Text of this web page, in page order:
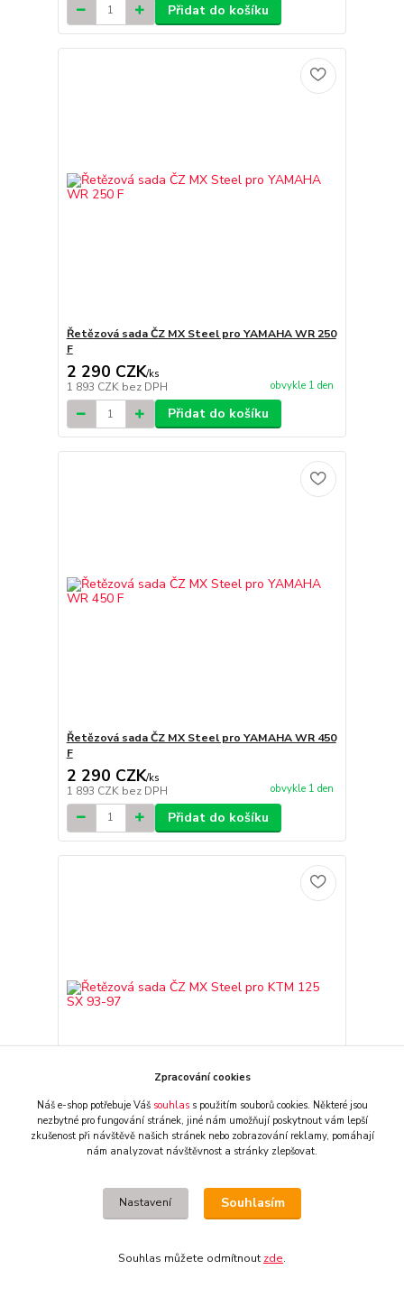
Přidat do košíku
Řetězová sada ČZ MX Steel pro YAMAHA WR 250
F
2 290 CZK/ks
1 893 CZK bez DPH obvykle 1 den
Přidat do košíku
Řetězová sada ČZ MX Steel pro YAMAHA WR 450
F
2 290 CZK/ks
1 893 CZK bez DPH obvykle 1 den
Přidat do košíku
Řetězová sada ČZ MX Steel pro KTM 125 SX 93-
1 893 CZKbez DPH obvykle 1 den
Přidat do košíku
Zpracování cookies
Náš e-shop potřebuje Váš souhlass použitím souborů cookies. Některé jsou
nezbytné pro fungování stránek, jiné nám umožňují poskytnout vám lepší
zkušenost při návštěvě našich stránek nebo zobrazování reklamy, pomáhají
nám analyzovat návštěvnost a stránky zlepšovat.
Nastavení Souhlasím
Souhlas můžete odmítnout zde.